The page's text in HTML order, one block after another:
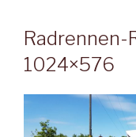
1024×576